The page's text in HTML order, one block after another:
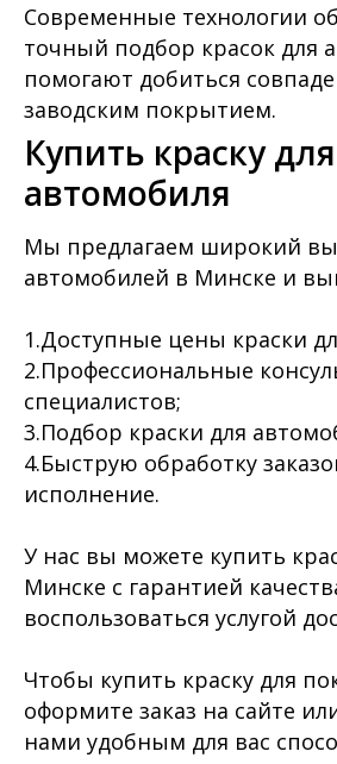
Современные технологии
точный подбор красок для
помогают добиться
заводским покрытием.
Купить краску для
автомобиля
Мы предлагаем широкий
автомобилей в Минске и
1.Доступные цены краски
2.Профессиональные
специалистов;
3.Подбор краски для
4.Быструю обработку
исполнение.
У нас вы можете купить
Минске с гарантией
воспользоваться услугой
Чтобы купить краску для
оформите заказ на сайте
нами удобным для вас